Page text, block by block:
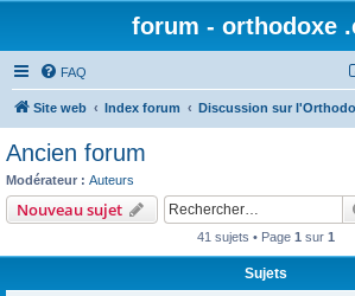
forum - orthodoxe
FAQ
Site web Index forum Discussion sur
Ancien forum
Modérateur : Auteurs
Nouveau sujet
41 sujets • Page 1 sur 1
Sujets